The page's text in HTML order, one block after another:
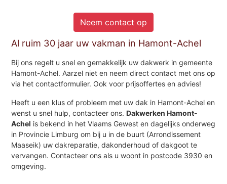
Neem contact op
Al ruim 30 jaar uw vakman in Hamont-Achel
Bij ons regelt u snel en gemakkelijk uw dakwerk in gemeente
Hamont-Achel. Aarzel niet en neem direct contact met ons op
via het contactformulier. Ook voor prijsoffertes en advies!
Heeft u een klus of probleem met uw dak in Hamont-Achel en
wenst u snel hulp, contacteer ons.Dakwerken Hamont-
Achel is bekend in het Vlaams Gewest en dagelijks onderweg
in Provincie Limburg om bij u in de buurt (Arrondissement
Maaseik) uw dakreparatie, dakonderhoud of dakgoot te
vervangen. Contacteer ons als u woont in postcode 3930 en
omgeving.